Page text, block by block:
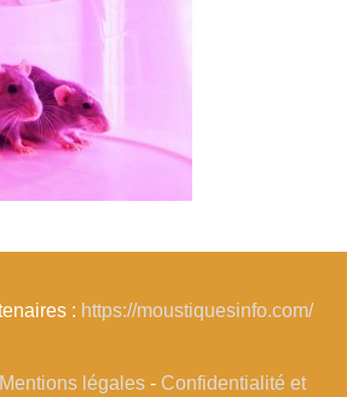
: https://moustiquesinfo.com/
Mentions légales- Confidentialité et